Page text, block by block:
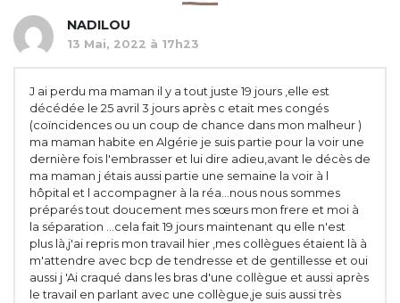
NADILOU
13 Mai, 2022 à 17h23
J ai perdu ma maman il y a tout juste 19 jours ,elle est
décédée le 25 avril 3 jours après c etait mes congés
(coïncidences ou un coup de chance dans mon malheur )
ma maman habite en Algérie je suis partie pour la voir une
dernière fois l'embrasser et lui dire adieu,avant le décès de
ma maman j étais aussi partie une semaine la voir à l
hôpital et l accompagner à la réa...nous nous sommes
préparés tout doucement mes sœurs mon frere et moi à
la séparation ...cela fait 19 jours maintenant qu elle n'est
plus là,j'ai repris mon travail hier ,mes collègues étaient là à
m'attendre avec bcp de tendresse et de gentillesse et oui
aussi j 'Ai craqué dans les bras d'une collègue et aussi après
le travail en parlant avec une collègue,je suis aussi très